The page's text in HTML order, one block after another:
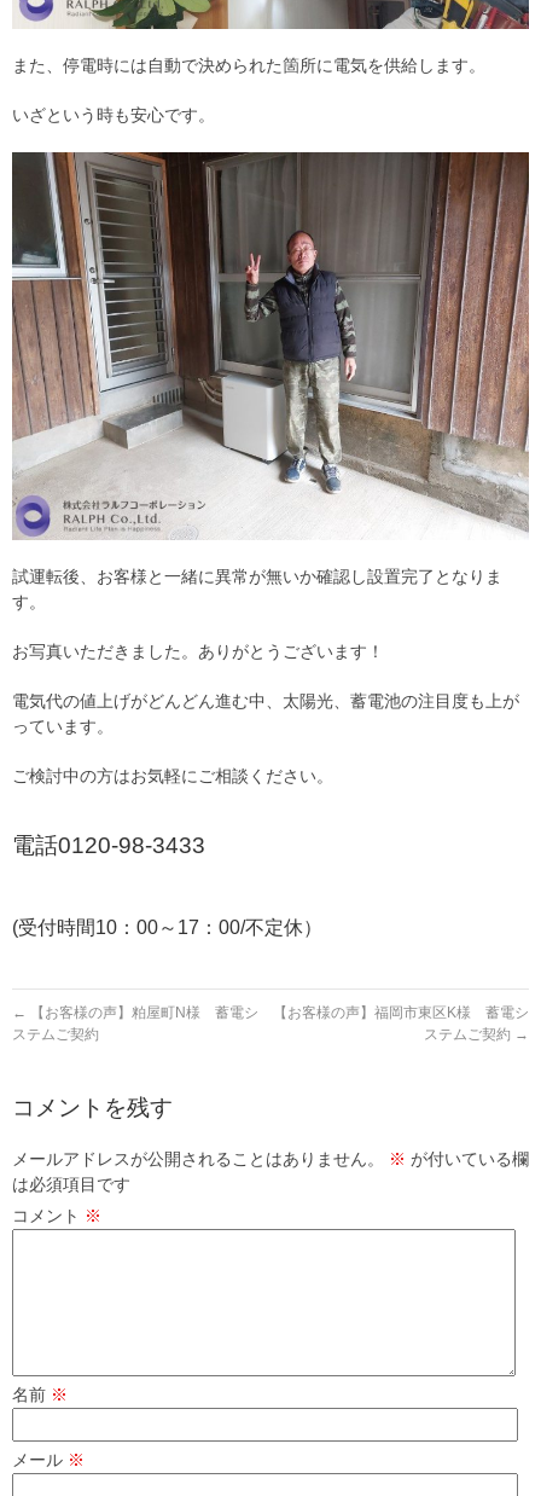
また、停電時には自動で決められた箇所に電気を供給します。
いざという時も安心です。
試運転後、お客様と一緒に異常が無いか確認し設置完了となりま
す。
お写真いただきました。ありがとうございます！
電気代の値上げがどんどん進む中、太陽光、蓄電池の注目度も上が
っています。
ご検討中の方はお気軽にご相談ください。
電話0120-98-3433
(受付時間10：00～17：00/不定休）
←
【お客様の声】粕屋町N様 蓄電シ
ステムご契約
【お客様の声】福岡市東区K様 蓄電シ
ステムご契約 →
コメントを残す
メールアドレスが公開されることはありません。 ※ が付いている欄
は必須項目です
コメント ※
名前 ※
メール ※